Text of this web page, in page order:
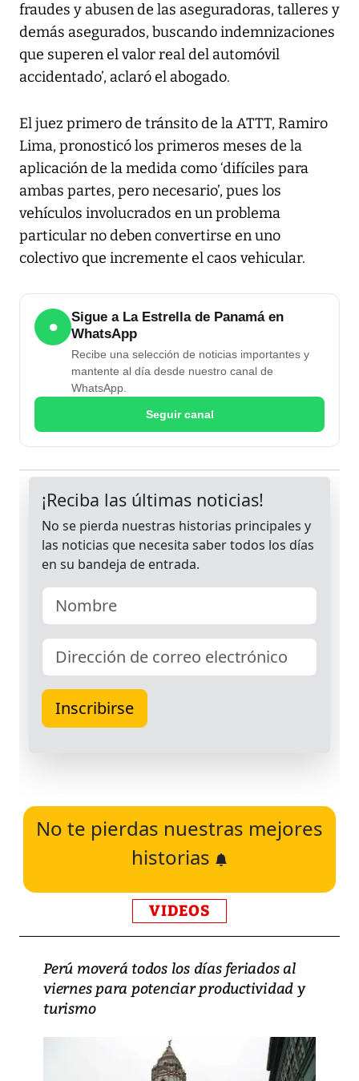
fraudes y abusen de las aseguradoras, talleres y
demás asegurados, buscando indemnizaciones
que superen el valor real del automóvil
accidentado’, aclaró el abogado.
El juez primero de tránsito de la ATTT, Ramiro
Lima, pronosticó los primeros meses de la
aplicación de la medida como ‘difíciles para
ambas partes, pero necesario’, pues los
vehículos involucrados en un problema
particular no deben convertirse en uno
colectivo que incremente el caos vehicular.
●
Sigue a La Estrella de Panamá en
WhatsApp
Recibe una selección de noticias importantes y
mantente al día desde nuestro canal de
WhatsApp.
Seguir canal
No te pierdas nuestras mejores
historias
VIDEOS
Perú moverá todos los días feriados al
viernes para potenciar productividad y
turismo